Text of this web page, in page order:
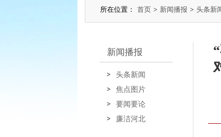
所在位置： 首页 > 新闻播报 > 头条新
新闻播报
头条新闻
焦点图片
要闻要论
廉洁河北